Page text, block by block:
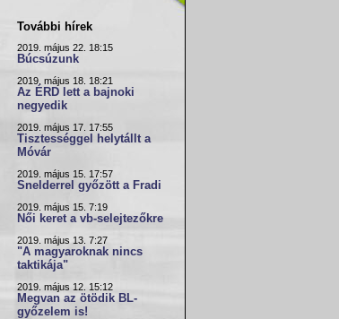
További hírek
2019. május 22. 18:15
Búcsúzunk
2019. május 18. 18:21
Az ÉRD lett a bajnoki
negyedik
2019. május 17. 17:55
Tisztességgel helytállt a
Móvár
2019. május 15. 17:57
Snelderrel győzött a Fradi
2019. május 15. 7:19
Női keret a vb-selejtezőkre
2019. május 13. 7:27
"A magyaroknak nincs
taktikája"
2019. május 12. 15:12
Megvan az ötödik BL-
győzelem is!